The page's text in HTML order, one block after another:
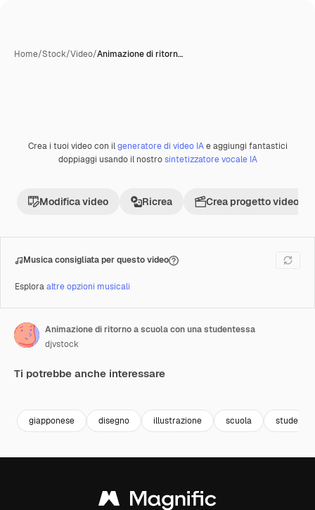
Home/Stock/Video/Animazione di ritorn…
Premium
Crea i tuoi video con ilgeneratore di video IAe aggiungi fantastici
doppiaggi usando il nostrosintetizzatore vocale IA
Modifica video Ricrea Crea progetto video
Musica consigliata per questo video
Esploraaltre opzioni musicali
Animazione di ritorno a scuola con una studentessa
djvstock
Ti potrebbe anche interessare
giapponese disegno illustrazione scuola studente